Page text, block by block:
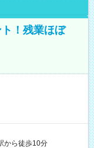
！残業ほぼ
から徒歩10分